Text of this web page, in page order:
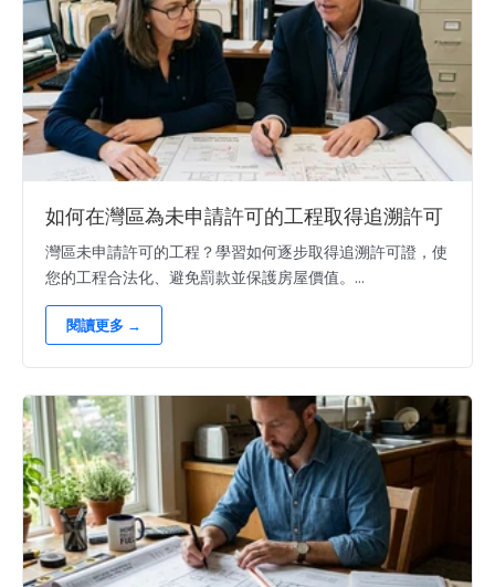
如何在灣區為未申請許可的工程取得追溯許可
灣區未申請許可的工程？學習如何逐步取得追溯許可證，使
您的工程合法化、避免罰款並保護房屋價值。...
閱讀更多 →